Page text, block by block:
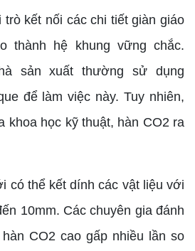
kết nối các chi tiết giàn giáo
thành hệ khung vững chắc.
sản xuất thường sử dụng
để làm việc này. Tuy nhiên,
khoa học kỹ thuật, hàn CO2 ra
thể kết dính các vật liệu với
10mm. Các chuyên gia đánh
CO2 cao gấp nhiều lần so